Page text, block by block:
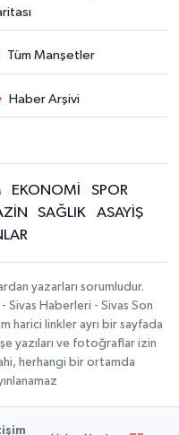
Tüm Manşetler
Haber Arşivi
EKONOMİ
SPOR
SAĞLIK
ASAYİŞ
yazarları sorumludur.
Sivas Haberleri - Sivas Son
harici linkler ayrı bir sayfada
yazıları ve fotoğraflar izin
herhangi bir ortamda